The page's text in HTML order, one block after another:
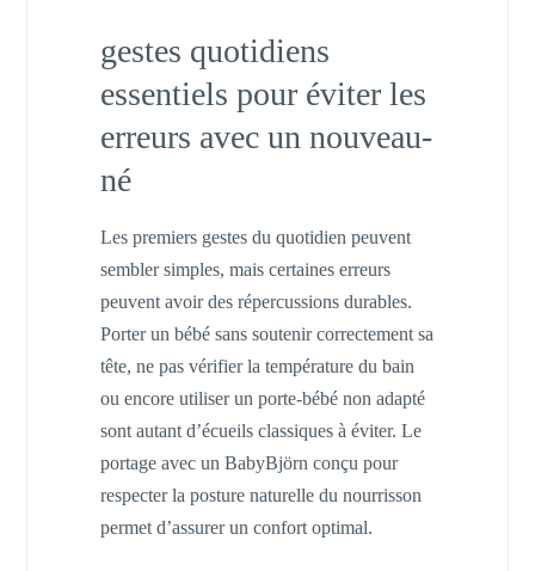
gestes quotidiens
essentiels pour éviter les
erreurs avec un nouveau-
né
Les premiers gestes du quotidien peuvent
sembler simples, mais certaines erreurs
peuvent avoir des répercussions durables.
Porter un bébé sans soutenir correctement sa
tête, ne pas vérifier la température du bain
ou encore utiliser un porte-bébé non adapté
sont autant d’écueils classiques à éviter. Le
portage avec un BabyBjörn conçu pour
respecter la posture naturelle du nourrisson
permet d’assurer un confort optimal.